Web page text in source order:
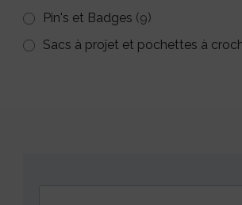
Pin's et Badges (9)
Sacs à projet et pochettes à